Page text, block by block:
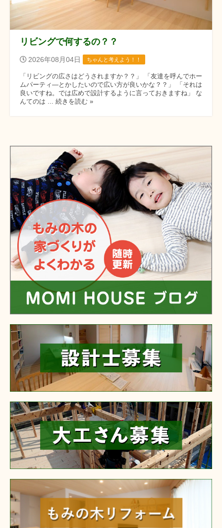
リビングで何するの？？
2026年08月04日 ちゃんと考えよう！！
「リビングの広さはどうされますか？？」 「友達を呼んでホー
ムパーティ―とかしたいので広い方が良いかな？？」 「それは
良いですね。では広めで設計するように言っておきますね」 な
んてのは ... 続きを読む »